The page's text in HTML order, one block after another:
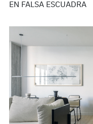
EN FALSA ESCUADRA